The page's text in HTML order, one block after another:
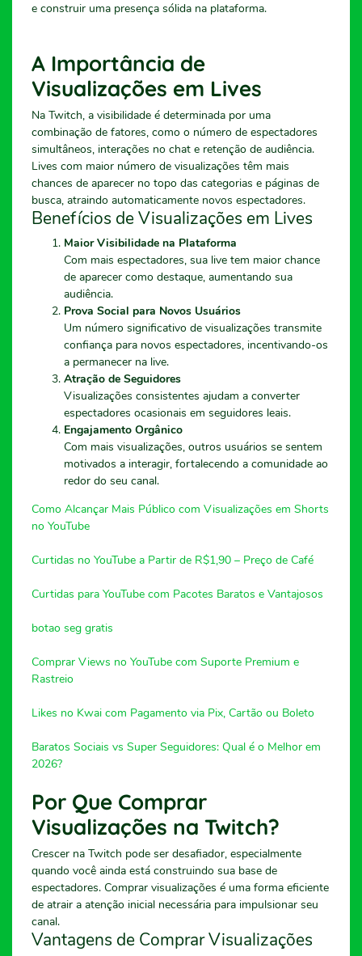
e construir uma presença sólida na plataforma.
A Importância de
Visualizações em Lives
Na Twitch, a visibilidade é determinada por uma
combinação de fatores, como o número de espectadores
simultâneos, interações no chat e retenção de audiência.
Lives com maior número de visualizações têm mais
chances de aparecer no topo das categorias e páginas de
busca, atraindo automaticamente novos espectadores.
Benefícios de Visualizações em Lives
Maior Visibilidade na Plataforma
Com mais espectadores, sua live tem maior chance
de aparecer como destaque, aumentando sua
audiência.
Prova Social para Novos Usuários
Um número significativo de visualizações transmite
confiança para novos espectadores, incentivando-os
a permanecer na live.
Atração de Seguidores
Visualizações consistentes ajudam a converter
espectadores ocasionais em seguidores leais.
Engajamento Orgânico
Com mais visualizações, outros usuários se sentem
motivados a interagir, fortalecendo a comunidade ao
redor do seu canal.
Como Alcançar Mais Público com Visualizações em Shorts
no YouTube
Curtidas no YouTube a Partir de R$1,90 – Preço de Café
Curtidas para YouTube com Pacotes Baratos e Vantajosos
botao seg gratis
Comprar Views no YouTube com Suporte Premium e
Rastreio
Likes no Kwai com Pagamento via Pix, Cartão ou Boleto
Baratos Sociais vs Super Seguidores: Qual é o Melhor em
2026?
Por Que Comprar
Visualizações na Twitch?
Crescer na Twitch pode ser desafiador, especialmente
quando você ainda está construindo sua base de
espectadores. Comprar visualizações é uma forma eficiente
de atrair a atenção inicial necessária para impulsionar seu
canal.
Vantagens de Comprar Visualizações